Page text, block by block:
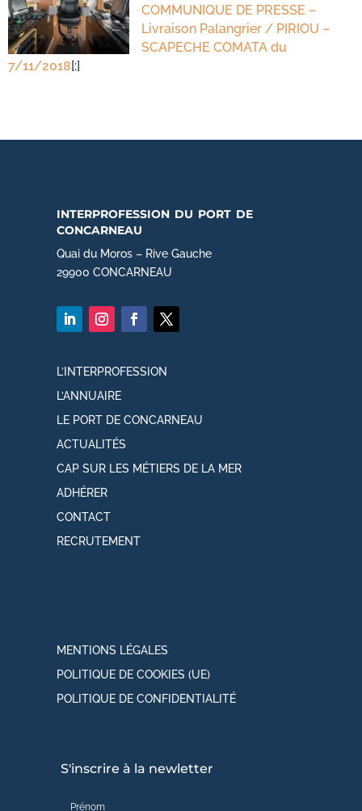
COMMUNIQUE DE PRESSE –
Livraison Palangrier / PIRIOU –
SCAPECHE COMATA du
7/11/2018[:]
interprofession du port de
concarneau
Quai du Moros – Rive Gauche
29900 CONCARNEAU
L’INTERPROFESSION
L’ANNUAIRE
LE PORT DE CONCARNEAU
ACTUALITÉS
CAP SUR LES MÉTIERS DE LA MER
ADHÉRER
CONTACT
RECRUTEMENT
MENTIONS LÉGALES
POLITIQUE DE COOKIES (UE)
POLITIQUE DE CONFIDENTIALITÉ
S'inscrire à la newletter